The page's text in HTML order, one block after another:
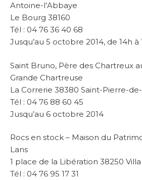
Antoine-l’Abbaye
Le Bourg 38160
Tél : 04 76 36 40 68
Jusqu’au 5 octobre 2014, de 14h
Saint Bruno, Père des Chartreux
Grande Chartreuse
La Correrie 38380 Saint-Pierre-
Tél : 04 76 88 60 45
Jusqu’au 6 octobre 2014
Rocs en stock – Maison du
Lans
1 place de la Libération 38250
Tél : 04 76 95 17 31